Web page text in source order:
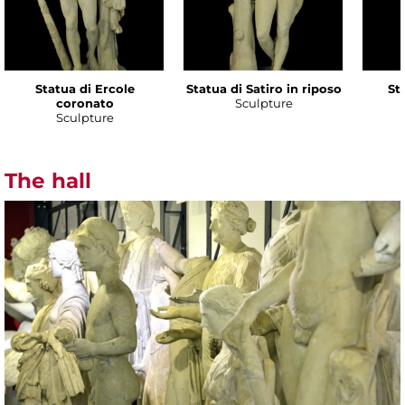
Statua di Ercole
coronato
Sculpture
Statua di Satiro in riposo
Sculpture
The hall